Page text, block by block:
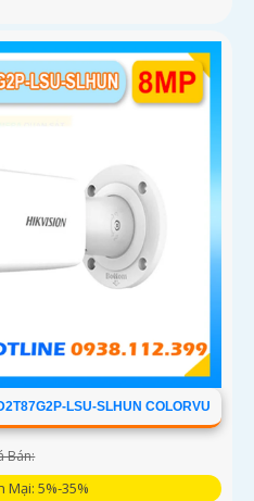
LSU-SLHUN COLORVU
Bán:
Mại: 5%-35%